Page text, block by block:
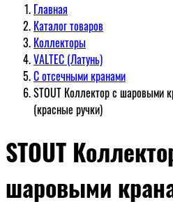
Главная
Каталог товаров
Коллекторы
VALTEC (Латунь)
С отсечными кранами
STOUT Коллектор с шаровыми
(красные ручки)
STOUT
шаровыми